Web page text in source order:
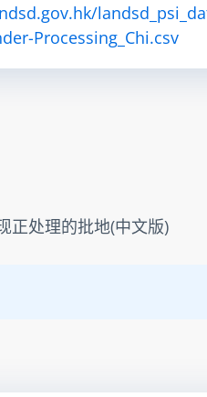
Processing_Chi.csv
正处理的批地(中文版)